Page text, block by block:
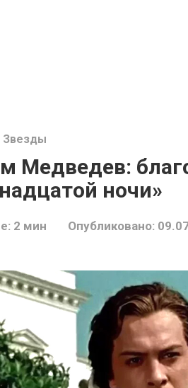
Звезды
Медведев:
ночи»
2 мин Опубликовано: